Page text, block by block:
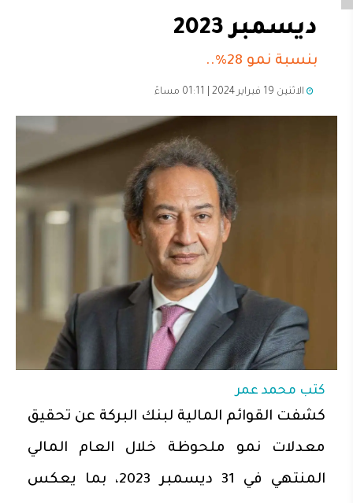
ديسمبر 2023
بنسبة نمو 28%..
الاثنين 19 فبراير 2024 | 01:11 مساءً
كتب محمد عمر
كشفت القوائم المالية لبنك البركة عن تحقيق
معدلات نمو ملحوظة خلال العام المالي
المنتهي في 31 ديسمبر 2023، بما يعكس